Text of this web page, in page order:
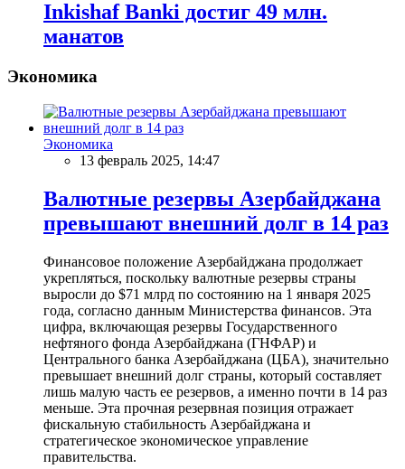
Inkishaf Banki достиг 49 млн.
манатов
Экономика
Экономика
13 февраль 2025, 14:47
Валютные резервы Азербайджана
превышают внешний долг в 14 раз
Финансовое положение Азербайджана продолжает
укрепляться, поскольку валютные резервы страны
выросли до $71 млрд по состоянию на 1 января 2025
года, согласно данным Министерства финансов. Эта
цифра, включающая резервы Государственного
нефтяного фонда Азербайджана (ГНФАР) и
Центрального банка Азербайджана (ЦБА), значительно
превышает внешний долг страны, который составляет
лишь малую часть ее резервов, а именно почти в 14 раз
меньше. Эта прочная резервная позиция отражает
фискальную стабильность Азербайджана и
стратегическое экономическое управление
правительства.